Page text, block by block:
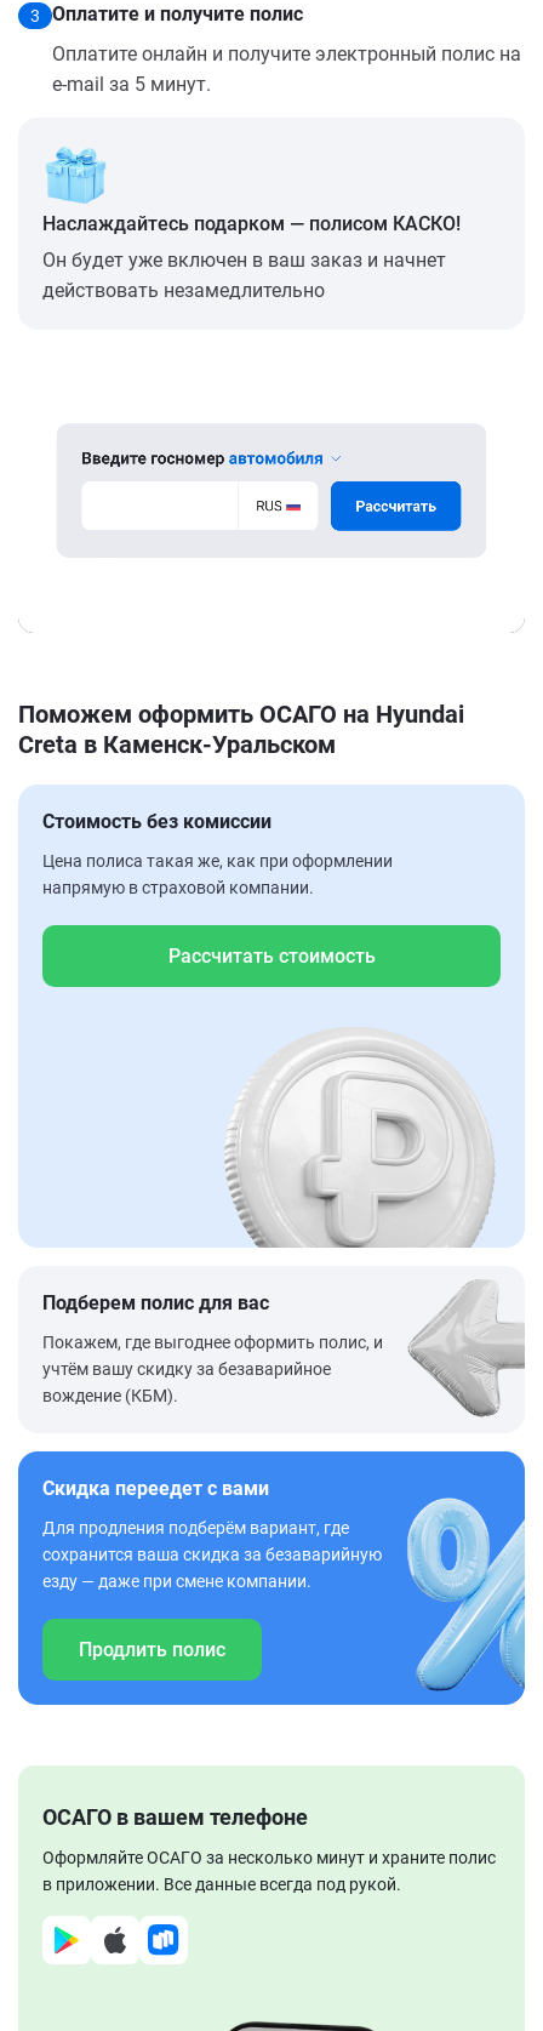
3
Оплатите и получите полис
Оплатите онлайн и получите электронный полис на
e-mail за 5 минут.
Наслаждайтесь подарком — полисом КАСКО!
Он будет уже включен в ваш заказ и начнет
действовать незамедлительно
Поможем оформить ОСАГО на Hyundai
Creta в Каменск-Уральском
Стоимость без комиссии
Цена полиса такая же, как при оформлении
напрямую в страховой компании.
Рассчитать стоимость
Подберем полис для вас
Покажем, где выгоднее оформить полис, и
учтём вашу скидку за безаварийное
вождение (КБМ).
Скидка переедет с вами
Для продления подберём вариант, где
сохранится ваша скидка за безаварийную
езду — даже при смене компании.
Продлить полис
ОСАГО в вашем телефоне
Оформляйте ОСАГО за несколько минут и храните полис
в приложении. Все данные всегда под рукой.